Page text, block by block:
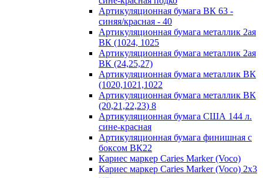
Артикуляционная бумага ВК 63 -
синяя/красная - 40
Артикуляционная бумага металлик 2ая
ВК (1024, 1025
Артикуляционная бумага металлик 2ая
ВК (24,25,27)
Артикуляционная бумага металлик ВК
(1020,1021,1022
Артикуляционная бумага металлик ВК
(20,21,22,23) 8
Артикуляционная бумага США 144 л.
сине-красная
Артикуляционная бумага финишная с
боксом ВК22
Кариес маркер Caries Marker (Voco)
Кариес маркер Caries Marker (Voco) 2х3